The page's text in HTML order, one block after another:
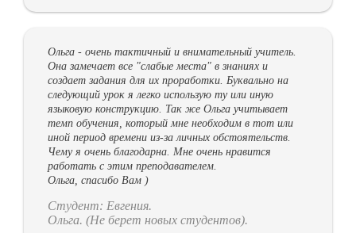
Ольга - очень тактичный и внимательный учитель.
Она замечает все "слабые места" в знаниях и
создает задания для их проработки. Буквально на
следующий урок я легко использую ту или иную
языковую конструкцию. Так же Ольга учитывает
темп обучения, который мне необходим в тот или
иной период времени из-за личных обстоятельств.
Чему я очень благодарна. Мне очень нравится
работать с этим преподавателем.
Ольга, спасибо Вам )
Студент: Евгения.
Ольга. (Не берет новых студентов).